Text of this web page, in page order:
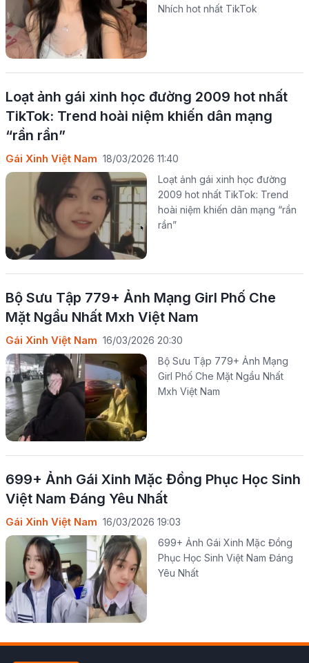
Nhích hot nhất TikTok
Loạt ảnh gái xinh học đường 2009 hot nhất
TikTok: Trend hoài niệm khiến dân mạng
“rần rần”
Gái Xinh Việt Nam 18/03/2026 11:40
Loạt ảnh gái xinh học đường
2009 hot nhất TikTok: Trend
hoài niệm khiến dân mạng “rần
rần”
Bộ Sưu Tập 779+ Ảnh Mạng Girl Phố Che
Mặt Ngầu Nhất Mxh Việt Nam
Gái Xinh Việt Nam 16/03/2026 20:30
Bộ Sưu Tập 779+ Ảnh Mạng
Girl Phố Che Mặt Ngầu Nhất
Mxh Việt Nam
699+ Ảnh Gái Xinh Mặc Đồng Phục Học Sinh
Việt Nam Đáng Yêu Nhất
Gái Xinh Việt Nam 16/03/2026 19:03
699+ Ảnh Gái Xinh Mặc Đồng
Phục Học Sinh Việt Nam Đáng
Yêu Nhất